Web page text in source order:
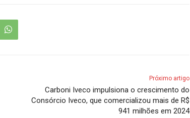
Próximo artigo
Carboni Iveco impulsiona o crescimento do
Consórcio Iveco, que comercializou mais de R$
941 milhões em 2024